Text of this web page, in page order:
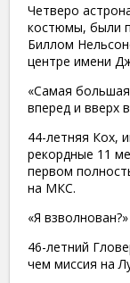
​Четверо
костюмы, были
Биллом
центре имени
​«Самая
вперед и вверх
​44-летняя Кох,
рекордные 11
первом
на МКС.
​«Я
​46-летний
чем миссия на